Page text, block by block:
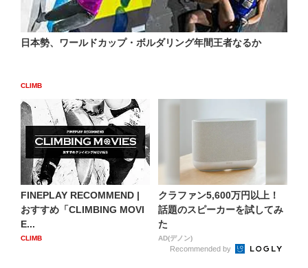
日本勢、ワールドカップ・ボルダリング年間王者なるか
CLIMB
FINEPLAY RECOMMEND |
おすすめ「CLIMBING MOVI
E...
CLIMB
クラファン5,600万円以上！
話題のスピーカーを試してみ
た
AD(デノン)
Recommended by